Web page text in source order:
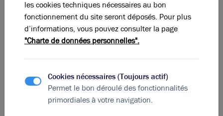
les cookies techniques nécessaires au bon
fonctionnement du site seront déposés. Pour plus
d’informations, vous pouvez consulter la page
"Charte de données personnelles".
Cookies nécessaires (Toujours actif)
Permet le bon déroulé des fonctionnalités
primordiales à votre navigation.